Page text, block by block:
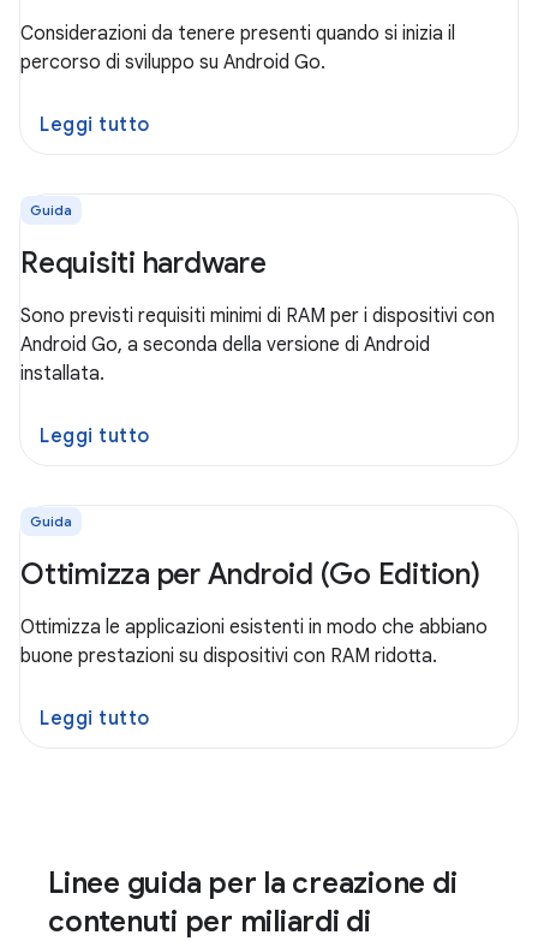
Considerazioni da tenere presenti quando si inizia il
percorso di sviluppo su Android Go.
Leggi tutto
Guida
Requisiti hardware
Sono previsti requisiti minimi di RAM per i dispositivi con
Android Go, a seconda della versione di Android
installata.
Leggi tutto
Guida
Ottimizza per Android (Go Edition)
Ottimizza le applicazioni esistenti in modo che abbiano
buone prestazioni su dispositivi con RAM ridotta.
Leggi tutto
Linee guida per la creazione di
contenuti per miliardi di